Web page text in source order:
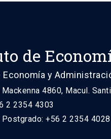
de
Economía y
4860, Macul.
2 2354 4303
+56 2 2354 4028